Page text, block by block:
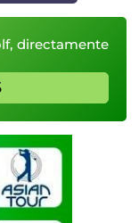
directamente